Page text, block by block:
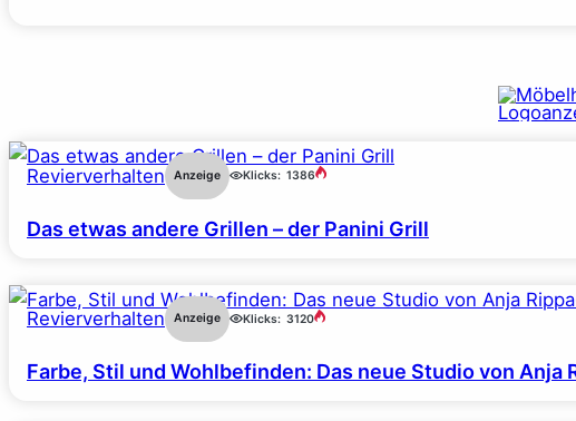
Revierverhalten Anzeige Klicks: 1386
Das etwas andere Grillen – der Panini Grill
Revierverhalten Anzeige Klicks: 3120
Farbe, Stil und Wohlbefinden: Das neue Studio von Anja